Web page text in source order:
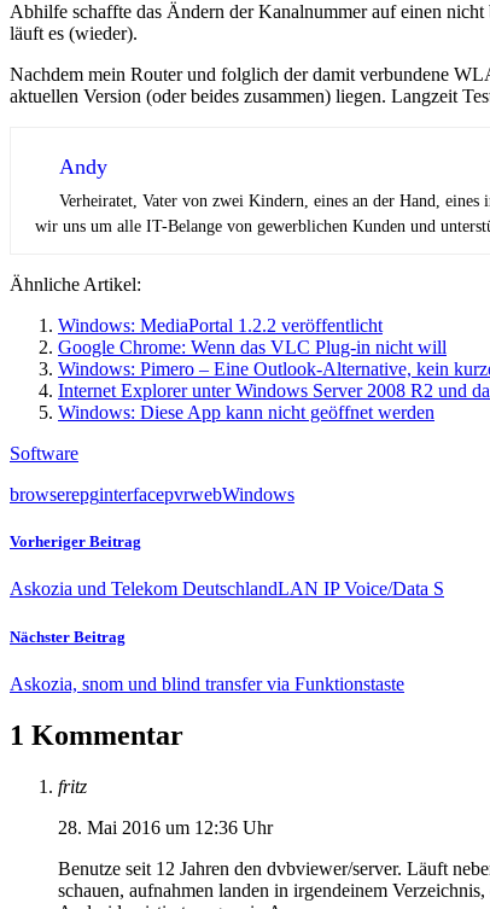
Abhilfe schaffte das Ändern der Kanalnummer auf einen
läuft es (wieder).
Nachdem mein Router und folglich der damit verbundene
aktuellen Version (oder beides zusammen) liegen. Langzeit
Andy
Verheiratet, Vater von zwei Kindern, eines an der Hand,
wir uns um alle IT-Belange von gewerblichen Kunden und
Ähnliche Artikel:
Windows: MediaPortal 1.2.2 veröffentlicht
Google Chrome: Wenn das VLC Plug-in nicht will
Windows: Pimero – Eine Outlook-Alternative, kein
Internet Explorer unter Windows Server 2008 R2 und
Windows: Diese App kann nicht geöffnet werden
Software
browserepginterfacepvrwebWindows
Vorheriger Beitrag
Askozia und Telekom DeutschlandLAN IP Voice/Data S
Nächster Beitrag
Askozia, snom und blind transfer via Funktionstaste
1 Kommentar
fritz
28. Mai 2016 um 12:36 Uhr
Benutze seit 12 Jahren den dvbviewer/server. Läuft
schauen, aufnahmen landen in irgendeinem